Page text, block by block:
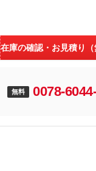
在庫の確認・お見積り（
無料 0078-